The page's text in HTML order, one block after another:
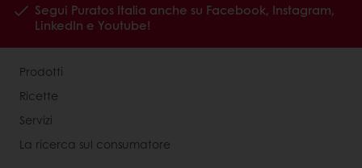
Segui Puratos Italia anche su Facebook, Instagram,
LinkedIn e Youtube!
Prodotti
Ricette
Servizi
La ricerca sul consumatore